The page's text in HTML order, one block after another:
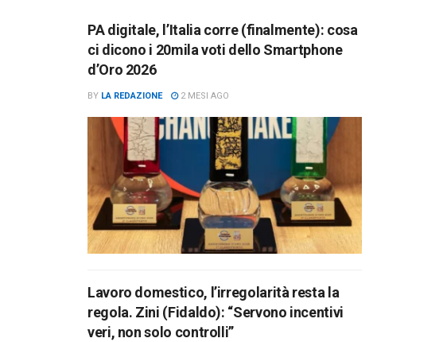
PA digitale, l’Italia corre (finalmente): cosa
ci dicono i 20mila voti dello Smartphone
d’Oro 2026
BY LA REDAZIONE 2 MESI AGO
Lavoro domestico, l’irregolarità resta la
regola. Zini (Fidaldo): “Servono incentivi
veri, non solo controlli”